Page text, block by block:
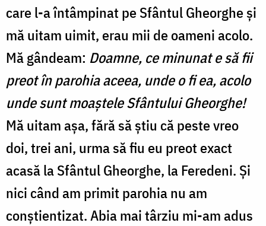
care l-a întâmpinat pe Sfântul Gheorghe și
mă uitam uimit, erau mii de oameni acolo.
Mă gândeam: Doamne, ce minunat e să fii
preot în parohia aceea, unde o fi ea, acolo
unde sunt moaștele Sfântului Gheorghe!
Mă uitam așa, fără să știu că peste vreo
doi, trei ani, urma să fiu eu preot exact
acasă la Sfântul Gheorghe, la Feredeni. Și
nici când am primit parohia nu am
conștientizat. Abia mai târziu mi-am adus